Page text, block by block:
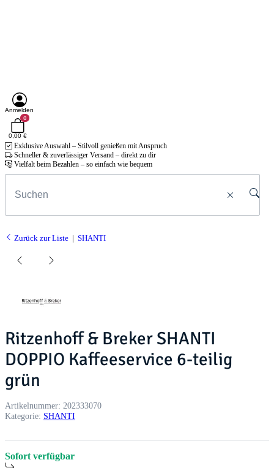
Anmelden
0
0,00 €
Exklusive Auswahl – Stilvoll genießen mit Anspruch
Schneller & zuverlässiger Versand – direkt zu dir
Vielfalt beim Bezahlen – so einfach wie bequem
Zurück zur Liste SHANTI
Ritzenhoff & Breker SHANTI
DOPPIO Kaffeeservice 6-teilig
grün
Artikelnummer: 202333070
Kategorie: SHANTI
Sofort verfügbar